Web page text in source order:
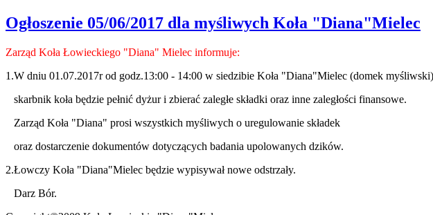
Ogłoszenie 05/06/2017 dla myśliwych Koła "Diana"Mielec
Zarząd Koła Łowieckiego "Diana" Mielec informuje:
1.W dniu 01.07.2017r od godz.13:00 - 14:00 w siedzibie Koła "Diana"Mielec (domek myśliwski)
skarbnik koła będzie pełnić dyżur i zbierać zaległe składki oraz inne zaległości finansowe.
Zarząd Koła "Diana" prosi wszystkich myśliwych o uregulowanie składek
oraz dostarczenie dokumentów dotyczących badania upolowanych dzików.
2.Łowczy Koła "Diana"Mielec będzie wypisywał nowe odstrzały.
Darz Bór.